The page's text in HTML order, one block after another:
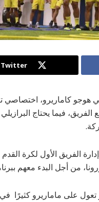
Twitter
كاماريرو، اختصاصي
فيما يحتاج
الفريق الأول لكرة
من أجل البدء معهم
على ماماريرو كثيرًا